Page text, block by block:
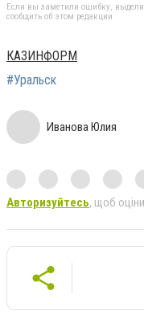
Если вы заметили ошибку,
сообщить об этом редакции
КАЗИНФОРМ
#Уральск
Иванова Юлия
Авторизуйтесь, щоб